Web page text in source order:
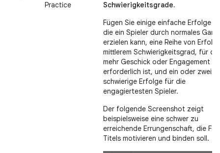
Practice
Schwierigkeitsgrade.
Fügen Sie einige einfache Erfolge
die ein Spieler durch normales
erzielen kann, eine Reihe von
mittlerem Schwierigkeitsgrad, für die
mehr Geschick oder Engagement
erforderlich ist, und ein oder zwei
schwierige Erfolge für die
engagiertesten Spieler.
Der folgende Screenshot zeigt
beispielsweise eine schwer zu
erreichende Errungenschaft, die
Titels motivieren und binden soll.